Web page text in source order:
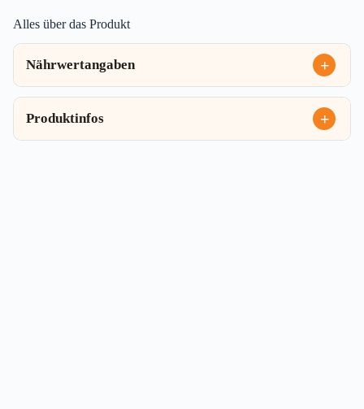
Alles über das Produkt
Nährwertangaben
Produktinfos